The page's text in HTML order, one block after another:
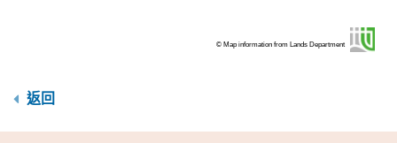
© Map information from Lands Department
返回